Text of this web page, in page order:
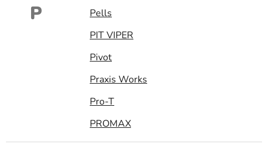
P
Pells
PIT VIPER
Pivot
Praxis Works
Pro-T
PROMAX